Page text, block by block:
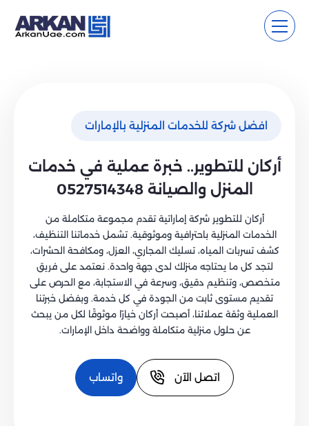
افضل شركة للخدمات المنزلية بالإمارات
أركان للتطوير.. خبرة عملية في خدمات
المنزل والصيانة 0527514348
أركان للتطوير شركة إماراتية تقدم مجموعة متكاملة من
الخدمات المنزلية باحترافية وموثوقية. تشمل خدماتنا التنظيف،
كشف تسربات المياه، تسليك المجاري، العزل، ومكافحة الحشرات،
لتجد كل ما يحتاجه منزلك لدى جهة واحدة. نعتمد على فريق
متخصص، وتنظيم دقيق، وسرعة في الاستجابة، مع الحرص على
تقديم مستوى ثابت من الجودة في كل خدمة. وبفضل خبرتنا
العملية وثقة عملائنا، أصبحت أركان خيارًا موثوقًا لكل من يبحث
عن حلول منزلية متكاملة وواضحة داخل الإمارات.
اتصل الآن واتساب